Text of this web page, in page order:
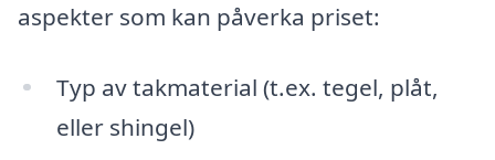
aspekter som kan påverka priset:
Typ av takmaterial (t.ex. tegel, plåt,
eller shingel)